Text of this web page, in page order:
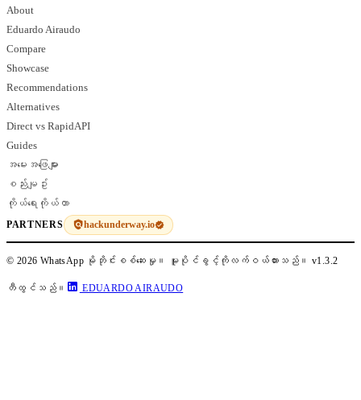
About
Eduardo Airaudo
Compare
Showcase
Recommendations
Alternatives
Direct vs RapidAPI
Guides
အမေးအဖြေများ
စည်းမျဥ်း
ကိုယ်ရေးကိုယ်တာ
PARTNERS hackunderway.io
© 2026 WhatsApp မိုဘိုင်းစစ်ဆေးမှု။ မူပိုင်ခွင့်ကိုလက်ဝယ်ထားသည်။ v1.3.2
တီထွင်သည်။ EDUARDO AIRAUDO